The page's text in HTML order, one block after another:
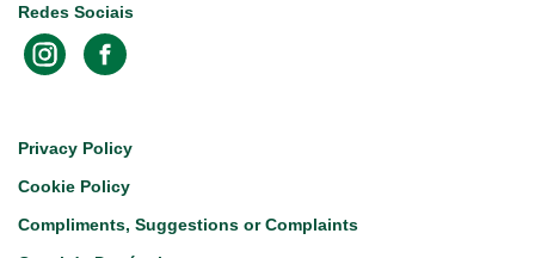
Redes Sociais
Footer
Privacy Policy
Cookie Policy
Compliments, Suggestions or Complaints